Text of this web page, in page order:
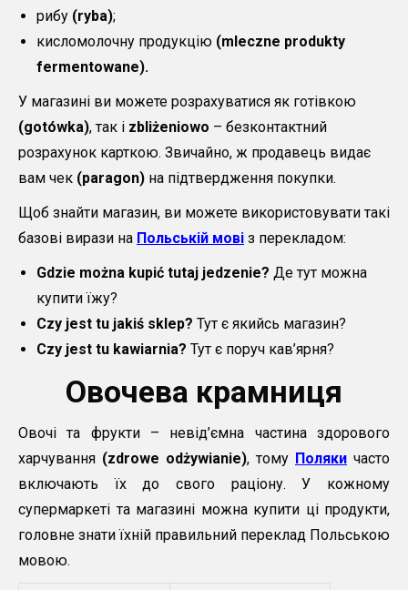
рибу (ryba);
кисломолочну продукцію (mleczne produkty
fermentowane).
У магазині ви можете розрахуватися як готівкою
(gotówka), так і zbliżeniowo – безконтактний
розрахунок карткою. Звичайно, ж продавець видає
вам чек (рaragon) на підтвердження покупки.
Щоб знайти магазин, ви можете використовувати такі
базові вирази на Польській мові з перекладом:
Gdzie można kupić tutaj jedzenie? Де тут можна
купити їжу?
Czy jest tu jakiś sklep? Тут є якийсь магазин?
Czy jest tu kawiarnia? Тут є поруч кав’ярня?
Овочева крамниця
Овочі та фрукти – невід’ємна частина здорового
харчування (zdrowe odżywianie), тому Поляки часто
включають їх до свого раціону. У кожному
супермаркеті та магазині можна купити ці продукти,
головне знати їхній правильний переклад Польською
мовою.